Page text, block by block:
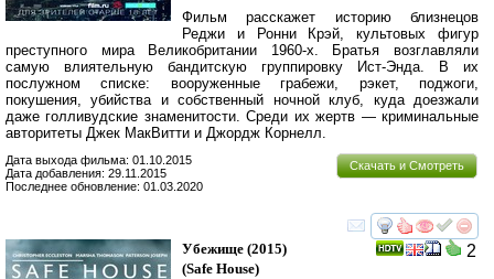
Фильм расскажет историю близнецов
Реджи и Ронни Крэй, культовых фигур
преступного мира Великобритании 1960-х. Братья возглавляли
самую влиятельную бандитскую группировку Ист-Энда. В их
послужном списке: вооруженные грабежи, рэкет, поджоги,
покушения, убийства и собственный ночной клуб, куда доезжали
даже голливудские знаменитости. Среди их жертв — криминальные
авторитеты Джек МакВитти и Джордж Корнелл.
Скачать и Смотреть
Дата выхода фильма: 01.10.2015
Дата добавления: 29.11.2015
Последнее обновление: 01.03.2020
смотреть
2
Убежище (2015)
(Safe House)